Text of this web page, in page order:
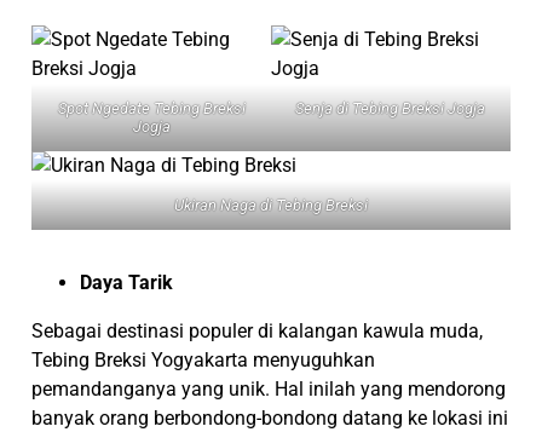
Spot Ngedate Tebing Breksi
Jogja
Senja di Tebing Breksi Jogja
Ukiran Naga di Tebing Breksi
Daya Tarik
Sebagai destinasi populer di kalangan kawula muda,
Tebing Breksi Yogyakarta menyuguhkan
pemandanganya yang unik. Hal inilah yang mendorong
banyak orang berbondong-bondong datang ke lokasi ini